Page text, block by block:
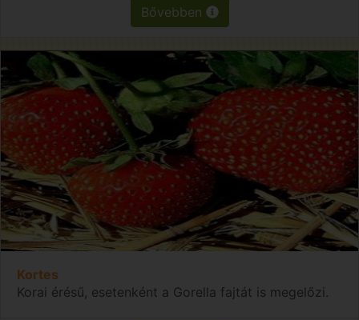
Bővebben
Kortes
Korai érésű, esetenként a Gorella fajtát is megelőzi.